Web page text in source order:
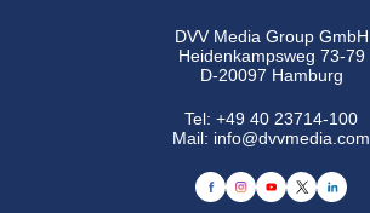
DVV Media Group GmbH
Heidenkampsweg 73-79
D-20097 Hamburg
Tel:+49 40 23714-100
Mail: info@dvvmedia.com